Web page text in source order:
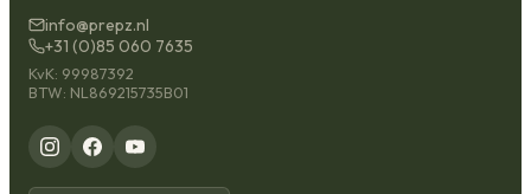
info@prepz.nl
+31 (0)85 060 7635
KvK: 99987392
BTW: NL869215735B01